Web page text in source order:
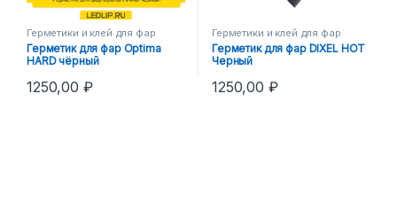
Герметики и клей для фар
Герметик для фар Optima
HARD чёрный
1250,00 ₽
Герметики и клей для фар
Герметик для фар DIXEL HOT
Черный
1250,00 ₽